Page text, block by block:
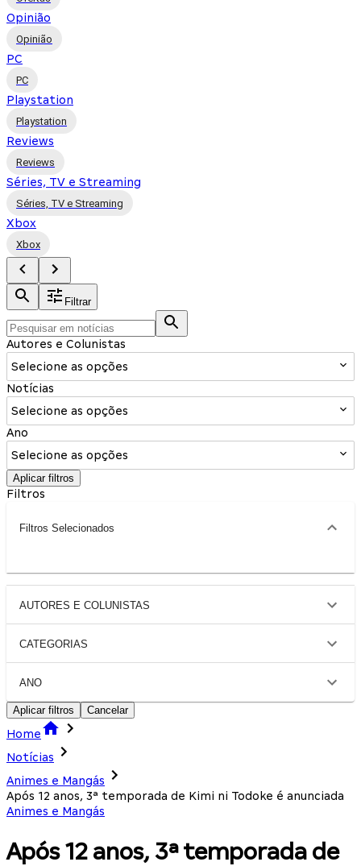
Opinião
Opinião
PC
PC
Playstation
Playstation
Reviews
Reviews
Séries, TV e Streaming
Séries, TV e Streaming
Xbox
Xbox
Filtrar
Autores e Colunistas
Selecione as opções
Notícias
Selecione as opções
Ano
Selecione as opções
Aplicar filtros
Filtros
Filtros Selecionados
AUTORES E COLUNISTAS
CATEGORIAS
ANO
Aplicar filtros Cancelar
Home
Notícias
Animes e Mangás
Após 12 anos, 3ª temporada de Kimi ni Todoke é anunciada
Animes e Mangás
Após 12 anos, 3ª temporada de